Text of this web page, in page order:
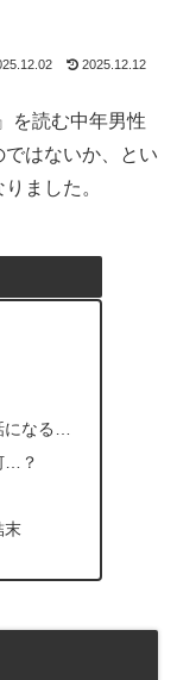
2025.12.12
を読む中年男性
はないか、とい
ました。
になる…
…？
末